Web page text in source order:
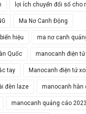
lợi ích chuyển đổi số cho
Ma Nơ Canh Động
hiệu ma nơ canh
Quốc manocanh điện tử
tay Manocanh điện tử
đèn laze manocanh hàn
manocanh quảng cáo 2023